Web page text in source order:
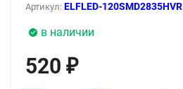
Артикул: ELFLED-120SMD2835HVR
в наличии
520 ₽